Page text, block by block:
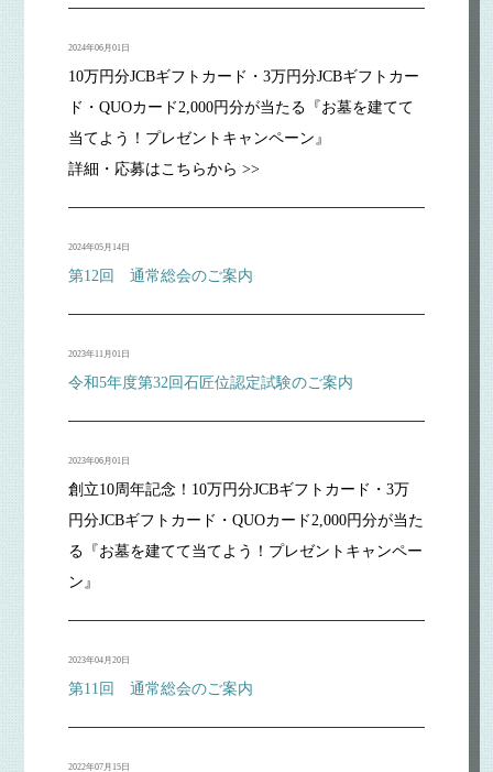
2024年06月01日
10万円分JCBギフトカード・3万円分JCBギフトカー
ド・QUOカード2,000円分が当たる『お墓を建てて
当てよう！プレゼントキャンペーン』
詳細・応募はこちらから >>
2024年05月14日
第12回 通常総会のご案内
2023年11月01日
令和5年度第32回石匠位認定試験のご案内
2023年06月01日
創立10周年記念！10万円分JCBギフトカード・3万
円分JCBギフトカード・QUOカード2,000円分が当た
る『お墓を建てて当てよう！プレゼントキャンペー
ン』
2023年04月20日
第11回 通常総会のご案内
2022年07月15日